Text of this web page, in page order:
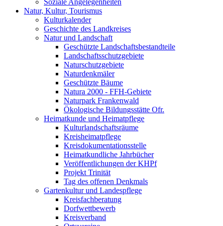
Soziale Angelegenheiten
Natur, Kultur, Tourismus
Kulturkalender
Geschichte des Landkreises
Natur und Landschaft
Geschützte Landschaftsbestandteile
Landschaftsschutzgebiete
Naturschutzgebiete
Naturdenkmäler
Geschützte Bäume
Natura 2000 - FFH-Gebiete
Naturpark Frankenwald
Ökologische Bildungsstätte Ofr.
Heimatkunde und Heimatpflege
Kulturlandschaftsräume
Kreisheimatpflege
Kreisdokumentationsstelle
Heimatkundliche Jahrbücher
Veröffentlichungen der KHPf
Projekt Trinität
Tag des offenen Denkmals
Gartenkultur und Landespflege
Kreisfachberatung
Dorfwettbewerb
Kreisverband